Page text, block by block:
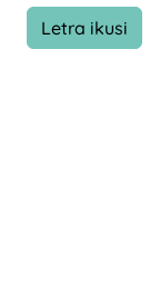
Letra ikusi